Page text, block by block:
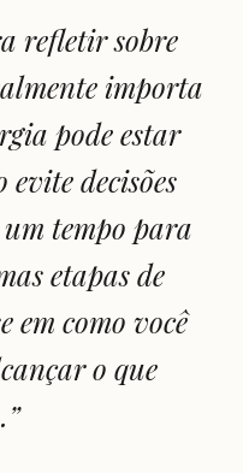
refletir sobre
importa
pode estar
decisões
tempo para
etapas de
em como você
o que
”